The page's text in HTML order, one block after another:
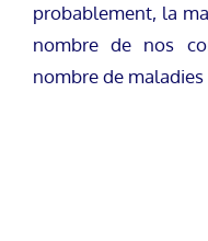
probablement, la
nombre de nos
nombre de